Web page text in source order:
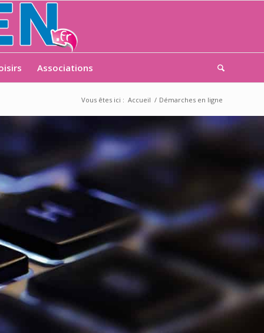
Associations
Vous êtes ici : Accueil / Démarches en ligne